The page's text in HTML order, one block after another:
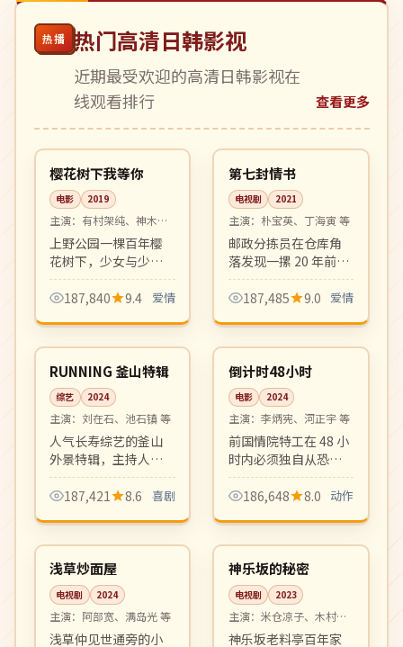
热播 热门高清日韩影视
近期最受欢迎的高清日韩影视在
线观看排行
查看更多
日本
高分 99:09
樱花树下我等你
电影 2019
主演： 有村架纯、神木隆
之介 等
上野公园一棵百年樱
花树下，少女与少年
从童年到三十岁的二
十年漫长等待。清新
治愈系青春爱情代表
作。
187,840 9.4 爱情
韩国
完结 16:48
第七封情书
电视剧 2021
主演： 朴宝英、丁海寅 等
邮政分拣员在仓库角
落发现一摞 20 年前未
送达的情书，循着字
迹追寻当年的那段感
质感细腻。
187,485 9.0 爱情
韩国
热播 04:39
RUNNING 釜山特辑
综艺 2024
主演： 刘在石、池石镇 等
人气长寿综艺的釜山
外景特辑，主持人团
队挑战海云台、广安
里夜市等地标的极限
奏明快。
187,421 8.6 喜剧
韩国
4K 99:41
倒计时48小时
电影 2024
主演： 李炳宪、河正宇 等
前国情院特工在 48 小
时内必须独自从恐怖
组织手中救出被绑架
的女儿。一镜到底式
张感拉满。
186,648 8.0 动作
日本
完结 10:27
浅草炒面屋
电视剧 2024
主演： 阿部宽、满岛光 等
浅草仲见世通旁的小
日本
完结 10:28
神乐坂的秘密
电视剧 2023
主演： 米仓凉子、木村拓
哉 等
神乐坂老料亭百年家